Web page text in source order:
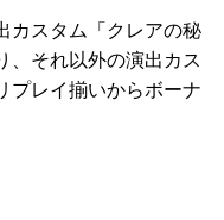
カスタム「クレアの秘
、それ以外の演出カス
プレイ揃いからボーナ